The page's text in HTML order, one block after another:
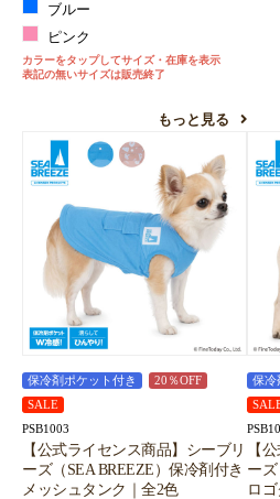
ブルー
ピンク
カラーをタップしてサイズ・在庫を表示
表記の無いサイズは販売終了
もっと見る
保冷剤ポケット付き
20％OFF
SALE
PSB1003
【公式ライセンス商品】シーブリ
ーズ（SEA BREEZE）保冷剤付き
メッシュタンク｜全2色
保冷
【
ーズ
ロ